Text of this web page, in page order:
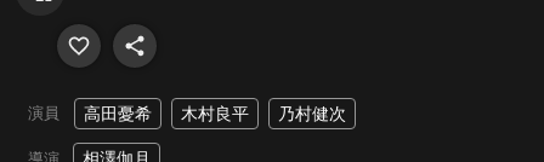
演員 高田憂希 木村良平 乃村健次